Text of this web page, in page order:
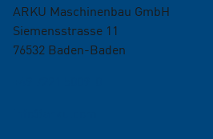
ARKU Maschinenbau GmbH
Siemensstrasse 11
76532 Baden-Baden